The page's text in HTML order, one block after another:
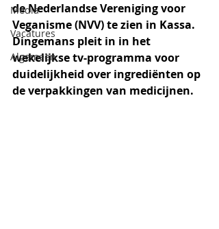
Media
Vacatures
Algemeen
de Nederlandse Vereniging voor
Veganisme (NVV) te zien in Kassa.
Dingemans pleit in in het
wekelijkse tv-programma voor
duidelijkheid over ingrediënten op
de verpakkingen van medicijnen.